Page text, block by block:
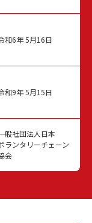
和6年 5月16日
和9年 5月15日
般社団法人日本
ランタリーチェーン
会